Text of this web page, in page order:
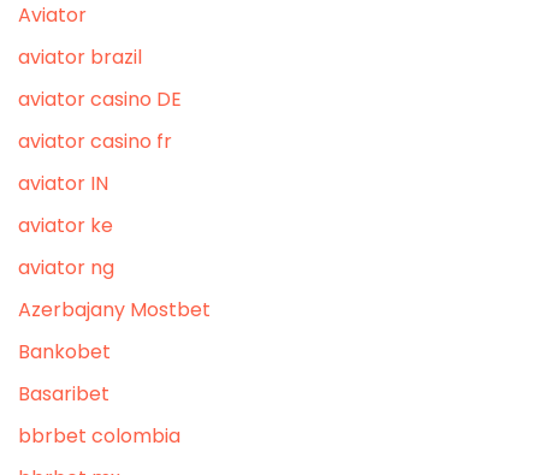
Aviator
aviator brazil
aviator casino DE
aviator casino fr
aviator IN
aviator ke
aviator ng
Azerbajany Mostbet
Bankobet
Basaribet
bbrbet colombia